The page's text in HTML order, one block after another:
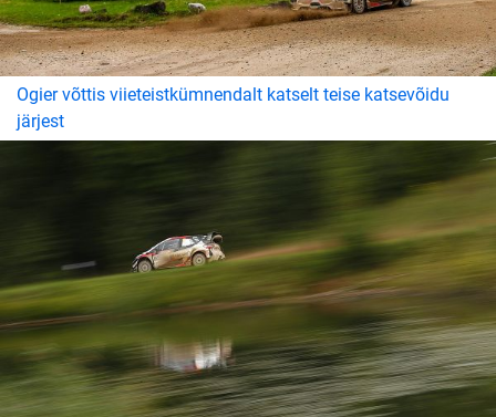
Ogier võttis viieteistkümnendalt katselt teise katsevõidu
järjest